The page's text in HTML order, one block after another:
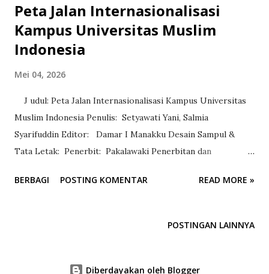
Peta Jalan Internasionalisasi
Kampus Universitas Muslim
Indonesia
Mei 04, 2026
J udul: Peta Jalan Internasionalisasi Kampus Universitas
Muslim Indonesia Penulis: Setyawati Yani, Salmia
Syarifuddin Editor: Damar I Manakku Desain Sampul &
Tata Letak: Penerbit: Pakalawaki Penerbitan dan
ISBN (dalam proses) Ketersediaan Buku: Tersedia
berkembang (Hans, 2020) . Konsep ini melampaui sekadar
BERBAGI POSTING KOMENTAR READ MORE »
POSTINGAN LAINNYA
Diberdayakan oleh Blogger